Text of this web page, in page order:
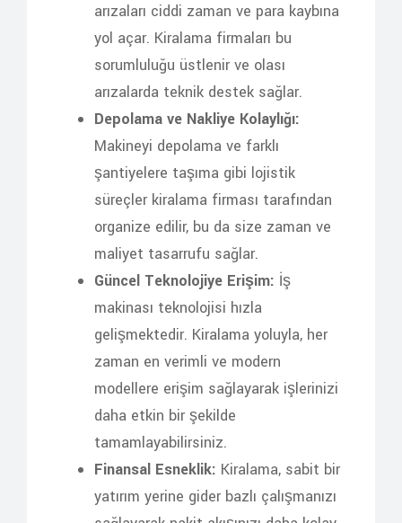
arızaları ciddi zaman ve para kaybına
yol açar. Kiralama firmaları bu
sorumluluğu üstlenir ve olası
arızalarda teknik destek sağlar.
Depolama ve Nakliye Kolaylığı:
Makineyi depolama ve farklı
şantiyelere taşıma gibi lojistik
süreçler kiralama firması tarafından
organize edilir, bu da size zaman ve
maliyet tasarrufu sağlar.
Güncel Teknolojiye Erişim: İş
makinası teknolojisi hızla
gelişmektedir. Kiralama yoluyla, her
zaman en verimli ve modern
modellere erişim sağlayarak işlerinizi
daha etkin bir şekilde
tamamlayabilirsiniz.
Finansal Esneklik: Kiralama, sabit bir
yatırım yerine gider bazlı çalışmanızı